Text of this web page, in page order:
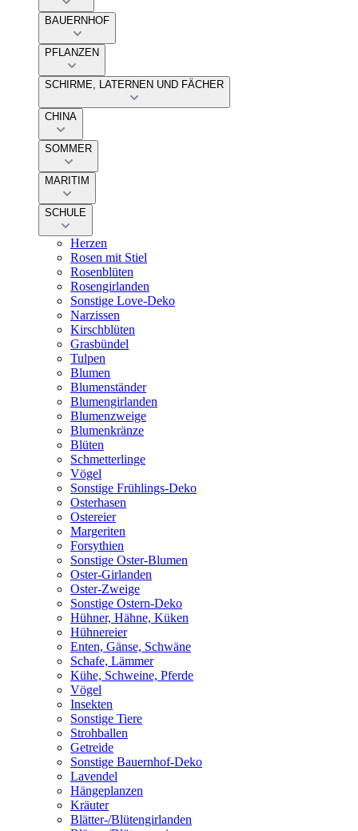
BAUERNHOF
PFLANZEN
SCHIRME, LATERNEN UND FÄCHER
CHINA
SOMMER
MARITIM
SCHULE
Herzen
Rosen mit Stiel
Rosenblüten
Rosengirlanden
Sonstige Love-Deko
Narzissen
Kirschblüten
Grasbündel
Tulpen
Blumen
Blumenständer
Blumengirlanden
Blumenzweige
Blumenkränze
Blüten
Schmetterlinge
Vögel
Sonstige Frühlings-Deko
Osterhasen
Ostereier
Margeriten
Forsythien
Sonstige Oster-Blumen
Oster-Girlanden
Oster-Zweige
Sonstige Ostern-Deko
Hühner, Hähne, Küken
Hühnereier
Enten, Gänse, Schwäne
Schafe, Lämmer
Kühe, Schweine, Pferde
Vögel
Insekten
Sonstige Tiere
Strohballen
Getreide
Sonstige Bauernhof-Deko
Lavendel
Hängeplanzen
Kräuter
Blätter-/Blütengirlanden